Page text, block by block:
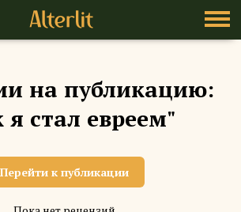
на публикацию:
я стал евреем"
Перейти к публикации